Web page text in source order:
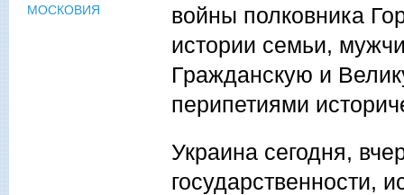
войны полковника
истории семьи,
Гражданскую и
перипетиями
Украина сегодня,
государственности,
МОСКОВИЯ